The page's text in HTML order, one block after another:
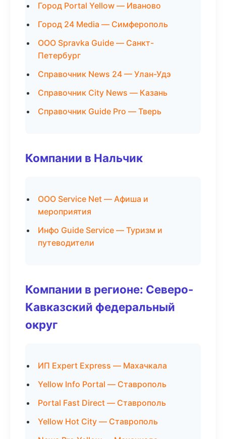
Город Portal Yellow — Иваново
Город 24 Media — Симферополь
ООО Spravka Guide — Санкт-
Петербург
Справочник News 24 — Улан-Удэ
Справочник City News — Казань
Справочник Guide Pro — Тверь
Компании в Нальчик
ООО Service Net — Афиша и
мероприятия
Инфо Guide Service — Туризм и
путеводители
Компании в регионе: Северо-
Кавказский федеральный
округ
ИП Expert Express — Махачкала
Yellow Info Portal — Ставрополь
Portal Fast Direct — Ставрополь
Yellow Hot City — Ставрополь